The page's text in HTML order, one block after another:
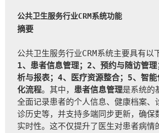
公共卫生服务行业CRM系统功能
摘要
公共卫生服务行业CRM系统主要具有以
1、患者信息管理；2、预约与随访管
析与报表；4、医疗资源整合；5、智
化流程。其中， 患者信息管理是系统的
全面记录患者的个人信息、健康档案、
诊历史等，并支持多端同步更新，确保
实时性。这不仅提升了医生对患者病情